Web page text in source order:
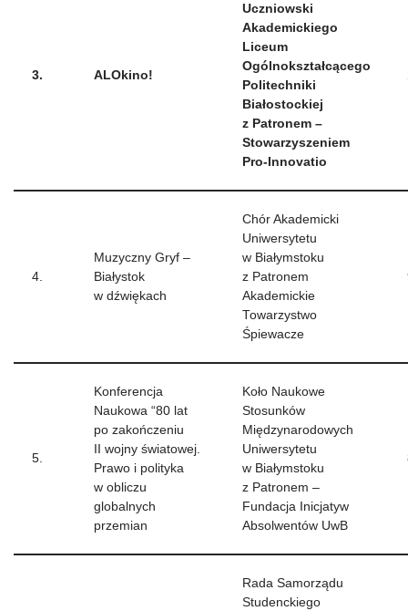
3. ALOkino!
Uczniowski
Akademickiego
Liceum
Ogólnokształcącego
Politechniki
Białostockiej
z Patronem –
Stowarzyszeniem
Pro-Innovatio
4.
Muzyczny Gryf –
Białystok
w dźwiękach
Chór Akademicki
Uniwersytetu
w Białymstoku
z Patronem
Akademickie
Towarzystwo
Śpiewacze
5.
Konferencja
Naukowa “80 lat
po zakończeniu
II wojny światowej.
Prawo i polityka
w obliczu
globalnych
przemian
Koło Naukowe
Stosunków
Międzynarodowych
Uniwersytetu
w Białymstoku
z Patronem –
Fundacja Inicjatyw
Absolwentów UwB
Rada Samorządu
Studenckiego